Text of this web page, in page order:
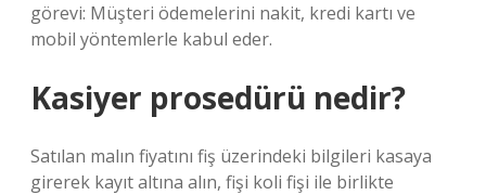
görevi: Müşteri ödemelerini nakit, kredi kartı ve
mobil yöntemlerle kabul eder.
Kasiyer prosedürü nedir?
Satılan malın fiyatını fiş üzerindeki bilgileri kasaya
girerek kayıt altına alın, fişi koli fişi ile birlikte